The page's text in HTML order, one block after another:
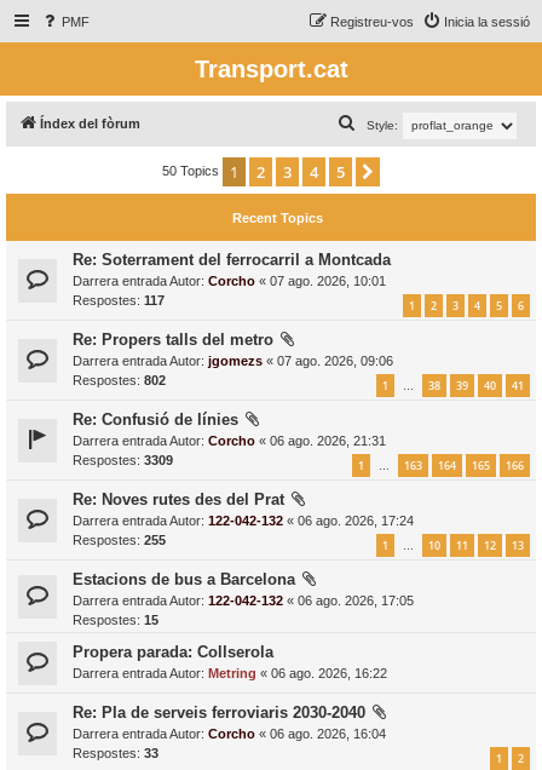
PMF Inicia la sessió
Registreu-vos
Transport.cat
Índex del fòrum Style:
e
a
50 Topics 1 2 3 4 5
Recent Topics
Re: Soterrament del ferrocarril a Montcada
Darrera entrada Autor: Corcho « 07 ago. 2026, 10:01
Respostes: 117 1 2 3 4 5 6
Re: Propers talls del metro
Darrera entrada Autor: jgomezs « 07 ago. 2026, 09:06
Respostes: 802 1 … 38 39 40 41
Re: Confusió de línies
Darrera entrada Autor: Corcho « 06 ago. 2026, 21:31
Respostes: 3309 1 … 163 164 165 166
Re: Noves rutes des del Prat
Darrera entrada Autor: 122-042-132 « 06 ago. 2026, 17:24
Respostes: 255 1 … 10 11 12 13
Estacions de bus a Barcelona
Darrera entrada Autor: 122-042-132 « 06 ago. 2026, 17:05
Respostes: 15
Propera parada: Collserola
Darrera entrada Autor: Metring « 06 ago. 2026, 16:22
Re: Pla de serveis ferroviaris 2030-2040
Darrera entrada Autor: Corcho « 06 ago. 2026, 16:04
Respostes: 33 1 2